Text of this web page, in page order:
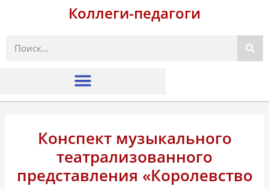
Коллеги-педагоги
Поиск
Конспект музыкального
театрализованного
представления «Королевство